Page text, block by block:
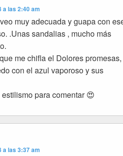
a las 2:40 am
muy adecuada y guapa con
.Unas sandalias , mucho más
me chifla el Dolores
con el azul vaporoso y sus
para comentar 😍
a las 3:37 am